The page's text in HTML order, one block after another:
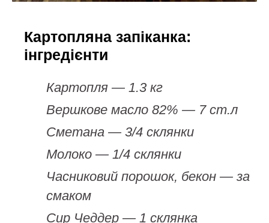
Картопляна запіканка:
інгредієнти
Картопля — 1.3 кг
Вершкове масло 82% — 7 ст.л
Сметана — 3/4 склянки
Молоко — 1/4 склянки
Часниковий порошок, бекон — за
смаком
Сир Чеддер — 1 склянка